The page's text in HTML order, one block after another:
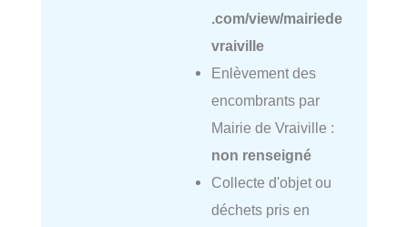
.com/view/mairiede
vraiville
Enlèvement des
encombrants par
Mairie de Vraiville :
non renseigné
Collecte d'objet ou
déchets pris en